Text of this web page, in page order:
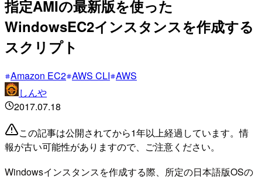
指定AMIの最新版を使った
WindowsEC2インスタンスを作成する
スクリプト
Amazon EC2 AWS CLI AWS
しんや
2017.07.18
この記事は公開されてから1年以上経過しています。情
報が古い可能性がありますので、ご注意ください。
Windowsインスタンスを作成する際、所定の日本語版OSの